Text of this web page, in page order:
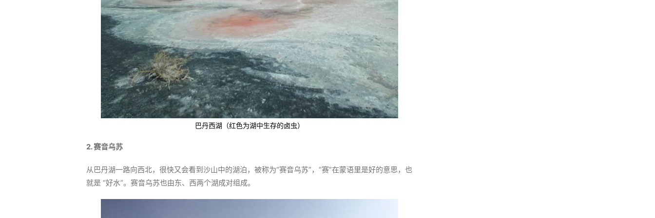
巴丹西湖（红色为湖中生存的卤虫）
2. 赛音乌苏
从巴丹湖一路向西北，很快又会看到沙山中的湖泊，被称为“赛音乌苏”，“赛”在蒙语里是好的意思，也
就是 “好水”。赛音乌苏也由东、西两个湖成对组成。